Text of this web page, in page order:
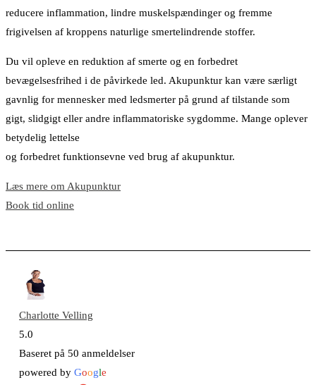
reducere inflammation, lindre muskelspændinger og fremme
frigivelsen af kroppens naturlige smertelindrende stoffer.
Du vil opleve en reduktion af smerte og en forbedret
bevægelsesfrihed i de påvirkede led. Akupunktur kan være særligt
gavnlig for mennesker med ledsmerter på grund af tilstande som
gigt, slidgigt eller andre inflammatoriske sygdomme. Mange oplever
betydelig lettelse
og forbedret funktionsevne ved brug af akupunktur.
Læs mere om Akupunktur
Book tid online
Charlotte Velling
5.0
Baseret på 50 anmeldelser
powered by Google